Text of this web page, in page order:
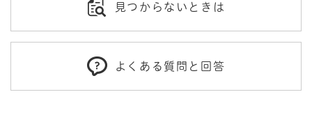
見つからないときは
よくある質問と回答